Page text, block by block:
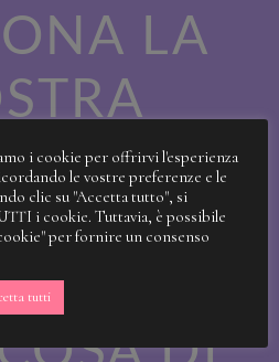
LA
A
i cookie per offrirvi l'esperienza
le vostre preferenze e le
clic su "Accetta tutto", si
i cookie. Tuttavia, è possibile
per fornire un consenso
tutti